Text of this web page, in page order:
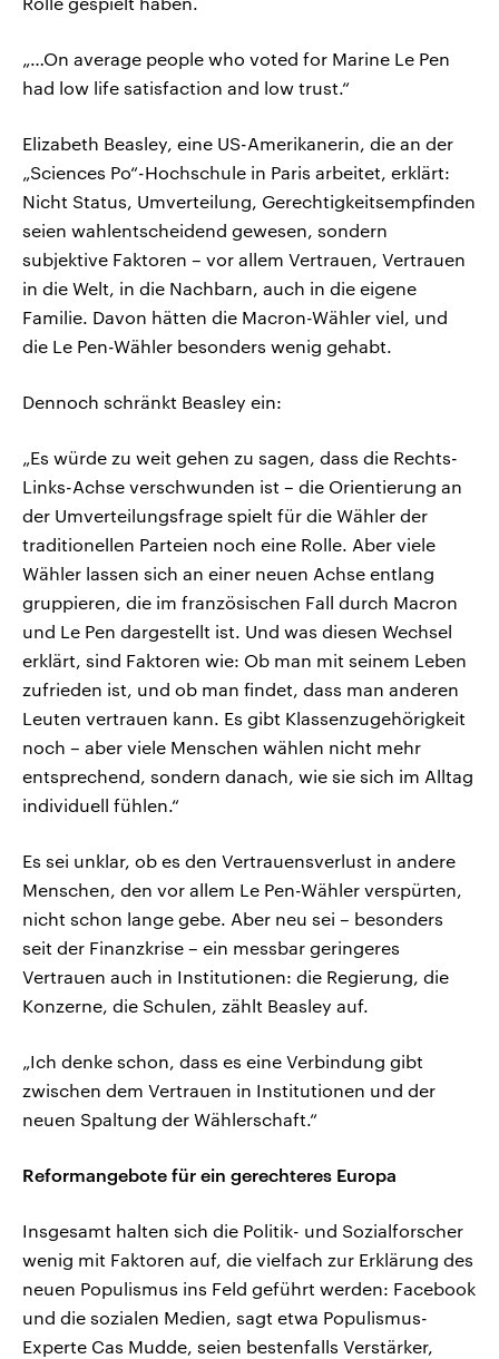
„…On average people who voted for Marine Le Pen
had low life satisfaction and low trust.“
Elizabeth Beasley, eine US-Amerikanerin, die an der
„Sciences Po“-Hochschule in Paris arbeitet, erklärt:
Nicht Status, Umverteilung, Gerechtigkeitsempfinden
seien wahlentscheidend gewesen, sondern
subjektive Faktoren – vor allem Vertrauen, Vertrauen
in die Welt, in die Nachbarn, auch in die eigene
Familie. Davon hätten die Macron-Wähler viel, und
die Le Pen-Wähler besonders wenig gehabt.
Dennoch schränkt Beasley ein:
„Es würde zu weit gehen zu sagen, dass die Rechts-
Links-Achse verschwunden ist – die Orientierung an
der Umverteilungsfrage spielt für die Wähler der
traditionellen Parteien noch eine Rolle. Aber viele
Wähler lassen sich an einer neuen Achse entlang
gruppieren, die im französischen Fall durch Macron
und Le Pen dargestellt ist. Und was diesen Wechsel
erklärt, sind Faktoren wie: Ob man mit seinem Leben
zufrieden ist, und ob man findet, dass man anderen
Leuten vertrauen kann. Es gibt Klassenzugehörigkeit
noch – aber viele Menschen wählen nicht mehr
entsprechend, sondern danach, wie sie sich im Alltag
individuell fühlen.“
Es sei unklar, ob es den Vertrauensverlust in andere
Menschen, den vor allem Le Pen-Wähler verspürten,
nicht schon lange gebe. Aber neu sei – besonders
seit der Finanzkrise – ein messbar geringeres
Vertrauen auch in Institutionen: die Regierung, die
Konzerne, die Schulen, zählt Beasley auf.
„Ich denke schon, dass es eine Verbindung gibt
zwischen dem Vertrauen in Institutionen und der
neuen Spaltung der Wählerschaft.“
Reformangebote für ein gerechteres Europa
Insgesamt halten sich die Politik- und Sozialforscher
wenig mit Faktoren auf, die vielfach zur Erklärung des
neuen Populismus ins Feld geführt werden: Facebook
und die sozialen Medien, sagt etwa Populismus-
Experte Cas Mudde, seien bestenfalls Verstärker,